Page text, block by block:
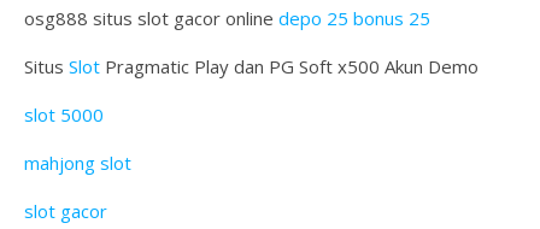
osg888 situs slot gacor online depo 25 bonus 25
Situs Slot Pragmatic Play dan PG Soft x500 Akun Demo
slot 5000
mahjong slot
slot gacor